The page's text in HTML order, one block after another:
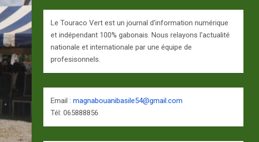
Le Touraco Vert est un journal d'information numérique
et indépendant 100% gabonais. Nous relayons l'actualité
nationale et internationale par une équipe de
profesisonnels.
Email :magnabouanibasile54@gmail.com
Tél: 065888856